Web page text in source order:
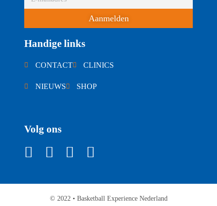
Aanmelden
Handige links
CONTACT CLINICS
NIEUWS SHOP
Volg ons
© 2022 • Basketball Experience Nederland